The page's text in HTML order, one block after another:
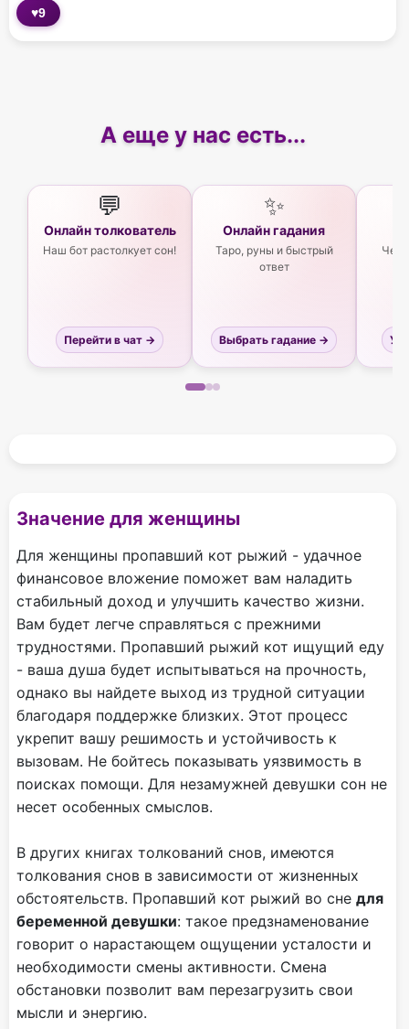
♥9
А еще у нас есть...
💬
Онлайн толкователь
Наш бот растолкует сон!
Перейти в чат →
✨
Онлайн гадания
Таро, руны и быстрый
ответ
Выбрать гадание →
Значение для женщины
Для женщины пропавший кот рыжий - удачное
финансовое вложение поможет вам наладить
стабильный доход и улучшить качество жизни.
Вам будет легче справляться с прежними
трудностями. Пропавший рыжий кот ищущий еду
- ваша душа будет испытываться на прочность,
однако вы найдете выход из трудной ситуации
благодаря поддержке близких. Этот процесс
укрепит вашу решимость и устойчивость к
вызовам. Не бойтесь показывать уязвимость в
поисках помощи. Для незамужней девушки сон не
несет особенных смыслов.
В других книгах толкований снов, имеются
толкования снов в зависимости от жизненных
обстоятельств. Пропавший кот рыжий во сне для
беременной девушки: такое предзнаменование
говорит о нарастающем ощущении усталости и
необходимости смены активности. Смена
обстановки позволит вам перезагрузить свои
мысли и энергию.